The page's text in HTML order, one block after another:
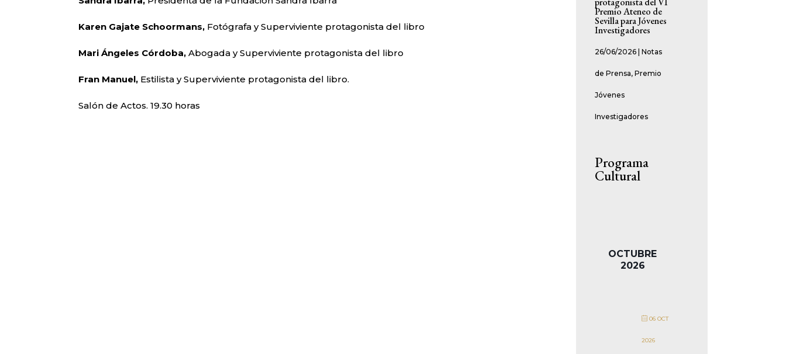
Karen Gajate Schoormans, Fotógrafa y Superviviente protagonista del libro
Mari Ángeles Córdoba, Abogada y Superviviente protagonista del libro
Fran Manuel, Estilista y Superviviente protagonista del libro.
Salón de Actos. 19.30 horas
Premio Ateneo de
Sevilla para Jóvenes
Investigadores
26/06/2026 |Notas
de Prensa,Premio
Jóvenes
Investigadores
Programa
Cultural
OCTUBRE
2026
06 OCT
2026